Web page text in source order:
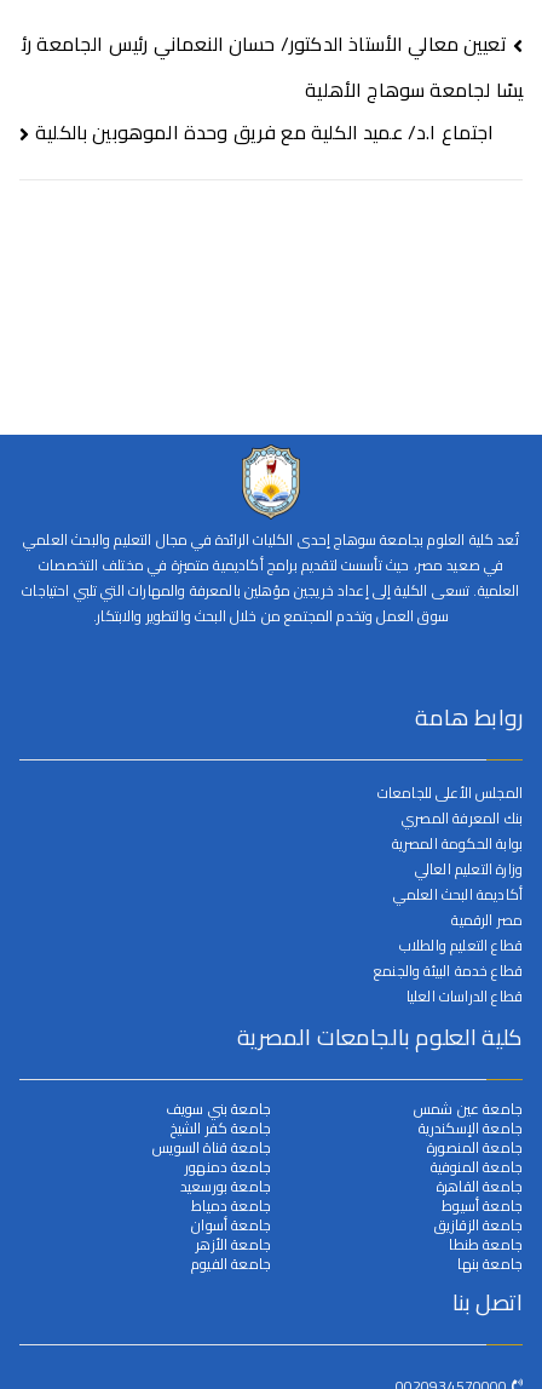
تعيين معالي الأستاذ الدكتور/ حسان النعماني رئيس الجامعة رئ
يسًا لجامعة سوهاج الأهلية
اجتماع ا.د/ عميد الكلية مع فريق وحدة الموهوبين بالكلية
تُعد كلية العلوم بجامعة سوهاج إحدى الكليات الرائدة في مجال التعليم والبحث العلمي
في صعيد مصر، حيث تأسست لتقديم برامج أكاديمية متميزة في مختلف التخصصات
العلمية. تسعى الكلية إلى إعداد خريجين مؤهلين بالمعرفة والمهارات التي تلبي احتياجات
سوق العمل وتخدم المجتمع من خلال البحث والتطوير والابتكار.
روابط هامة
المجلس الأعلى للجامعات
بنك المعرفة المصري
بوابة الحكومة المصرية
وزارة التعليم العالي
أكاديمة البحث العلمي
مصر الرقمية
قطاع التعليم والطلاب
قطاع خدمة البيئة والجنمع
قطاع الدراسات العليا
كلية العلوم بالجامعات المصرية
جامعة عين شمس
جامعة الإسكندرية
جامعة المنصورة
جامعة المنوفية
جامعة القاهرة
جامعة أسيوط
جامعة الزقازيق
جامعة طنطا
جامعة بنها
جامعة بني سويف
جامعة كفر الشيخ
جامعة قناة السويس
جامعة دمنهور
جامعة بورسعيد
جامعة دمياط
جامعة أسوان
جامعة الأزهر
جامعة الفيوم
اتصل بنا